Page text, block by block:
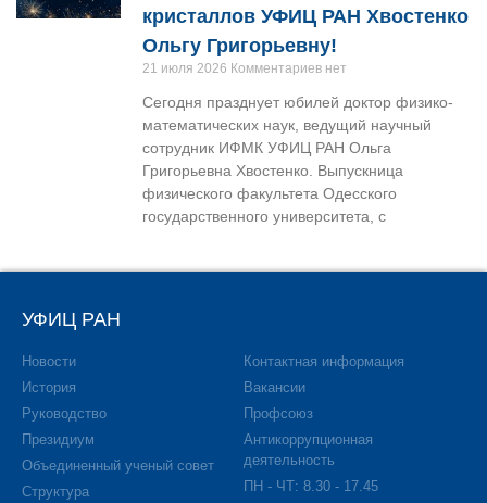
кристаллов УФИЦ РАН Хвостенко
Ольгу Григорьевну!
21 июля 2026 Комментариев нет
Сегодня празднует юбилей доктор физико-
математических наук, ведущий научный
сотрудник ИФМК УФИЦ РАН Ольга
Григорьевна Хвостенко. Выпускница
физического факультета Одесского
государственного университета, с
УФИЦ РАН
Новости
История
Руководство
Президиум
Объединенный ученый совет
Структура
Контактная информация
Вакансии
Профсоюз
Антикоррупционная
деятельность
ПН - ЧТ: 8.30 - 17.45